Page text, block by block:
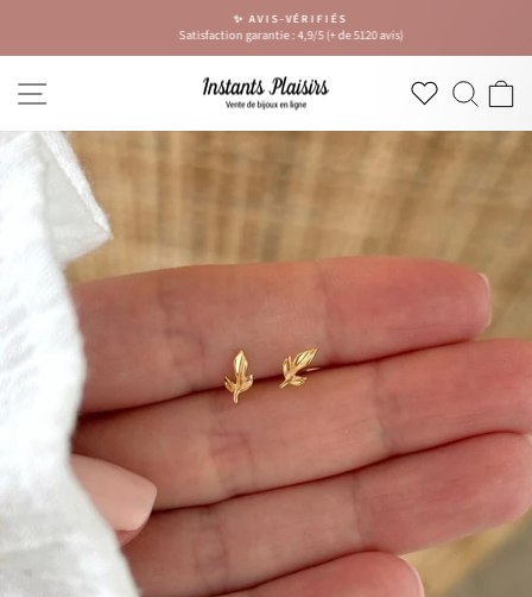
contenu
Diaporama
Pause
✨ AVIS-VÉRIFIÉS
Satisfaction garantie : 4,9/5 (+ de 5120 avis)